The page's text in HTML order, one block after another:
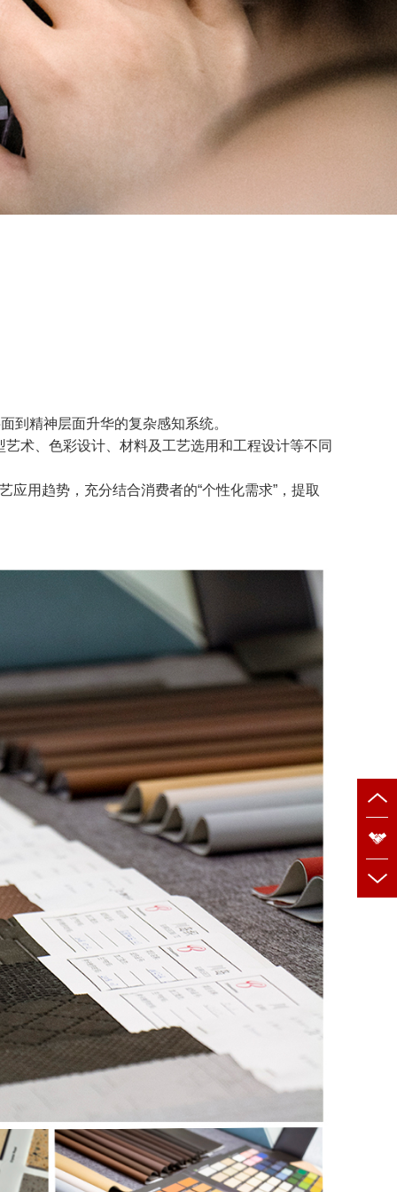
精神层面升华的复杂感知系统。
术、色彩设计、材料及工艺选用和工程设计等不同
用趋势，充分结合消费者的“个性化需求”，提取